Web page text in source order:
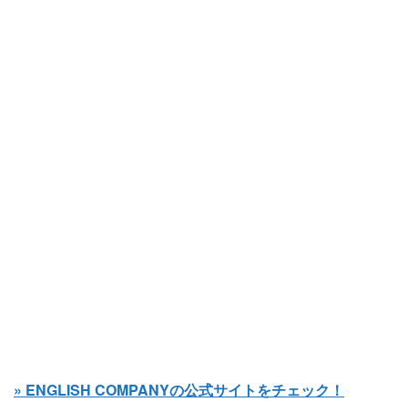
» ENGLISH COMPANYの公式サイトをチェック！